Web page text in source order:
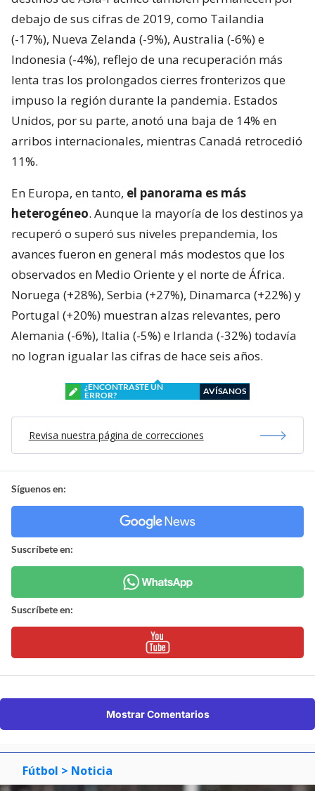
debajo de sus cifras de 2019, como Tailandia
(-17%), Nueva Zelanda (-9%), Australia (-6%) e
Indonesia (-4%), reflejo de una recuperación más
lenta tras los prolongados cierres fronterizos que
impuso la región durante la pandemia. Estados
Unidos, por su parte, anotó una baja de 14% en
arribos internacionales, mientras Canadá retrocedió
11%.
En Europa, en tanto, el panorama es más
heterogéneo. Aunque la mayoría de los destinos ya
recuperó o superó sus niveles prepandemia, los
avances fueron en general más modestos que los
observados en Medio Oriente y el norte de África.
Noruega (+28%), Serbia (+27%), Dinamarca (+22%) y
Portugal (+20%) muestran alzas relevantes, pero
Alemania (-6%), Italia (-5%) e Irlanda (-32%) todavía
no logran igualar las cifras de hace seis años.
¿ENCONTRASTE UN
ERROR?
AVÍSANOS
Revisa nuestra página de correcciones
Síguenos en:
Suscríbete en:
Suscríbete en:
Mostrar Comentarios
Fútbol > Noticia